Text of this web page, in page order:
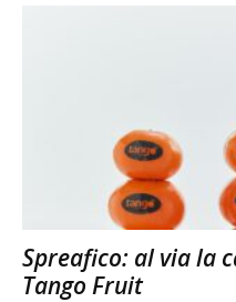
Spreafico: al via la
Tango Fruit